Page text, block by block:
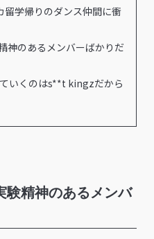
留学帰りのダンス仲間に衝
のあるメンバーばかりだ
いくのはs**t kingzだから
精神のあるメンバ